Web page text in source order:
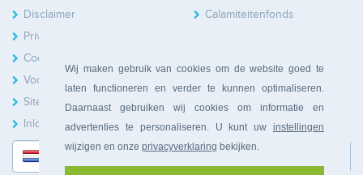
Wij maken gebruik van cookies om de website goed te
laten functioneren en verder te kunnen optimaliseren.
Daarnaast gebruiken wij cookies om informatie en
advertenties te personaliseren. U kunt uw instellingen
wijzigen en onze privacyverklaring bekijken.
Disclaimer
Privacy
Cookies
Voorwaarden
Sitemap
Inloggen Huiseigenaren
Calamiteitenfonds
Nederlands